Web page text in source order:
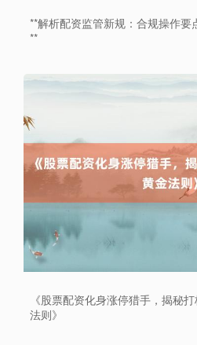
**解析配资监管新规：合规操作要
**
《股票配资化身涨停猎手，揭秘
法则》
深证成指 14110.12
沪深300